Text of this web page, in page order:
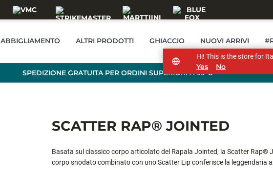
ABBIGLIAMENTO ALTRI PRODOTTI GHIACCIO NUOVI ARRIVI
SPEDIZIONE GRATUITA PER ORDINI SUPERIORI A 99 €
SCATTER RAP® JOINTED
Basata sul classico corpo articolato del Rapala Jointed, la Scatter Rap®
corpo snodato combinato con uno Scatter Lip conferisce la leggendaria
Hi! This is the store for
Yes No